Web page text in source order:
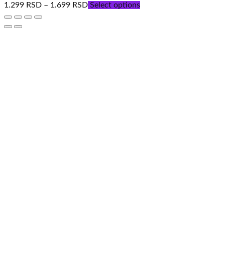
1.299 RSD – 1.699 RSD Select options